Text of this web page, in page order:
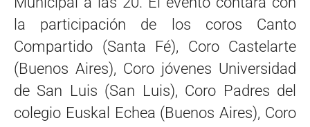
la participación de los coros Canto
Compartido (Santa Fé), Coro Castelarte
(Buenos Aires), Coro jóvenes Universidad
de San Luis (San Luis), Coro Padres del
colegio Euskal Echea (Buenos Aires), Coro